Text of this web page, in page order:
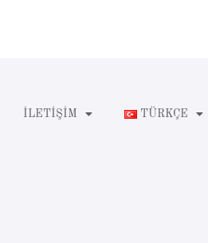
İLETIŞIM TÜRKÇE